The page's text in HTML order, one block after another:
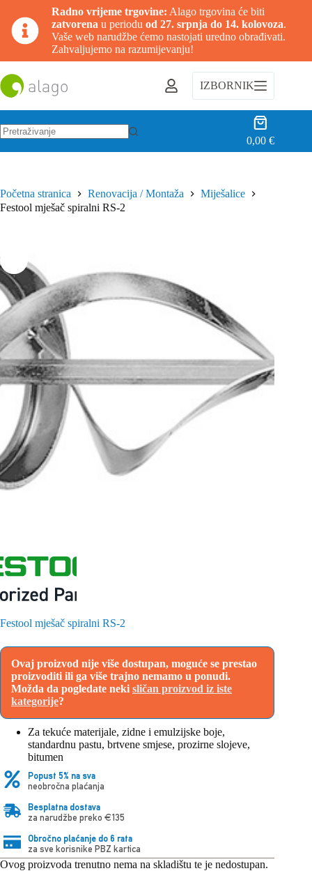
Radno vrijeme trgovine: Alago trgovina će biti
zatvorena u periodu od 27. srpnja do 14. kolovoza.
Vaše web narudžbe ćemo nastojati uredno obrađivati.
Zahvaljujemo na razumijevanju!
na
sadržaj
IZBORNIK
Košarica
0,00€
Početna stranica Renovacija / Montaža
Miješalice
Festool mješač spiralni RS-2
Festool mješač spiralni RS-2
Ovaj proizvod nije više dostupan, moguće se prestao
proizvoditi ili ga više trajno nemamo u ponudi.
Možda da pogledate neki sličan proizvod iz iste
kategorije?
Za tekuće materijale, zidne i emulzijske boje,
standardnu pastu, brtvene smjese, prozirne slojeve,
bitumen
Popust 5% na sva
neobročna plaćanja
Besplatna dostava
za narudžbe preko €135
Obročno plaćanje do 6 rata
za sve korisnike PBZ kartica
Ovog proizvoda trenutno nema na skladištu te je nedostupan.